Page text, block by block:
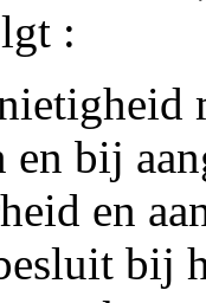
:
bij
en
bij